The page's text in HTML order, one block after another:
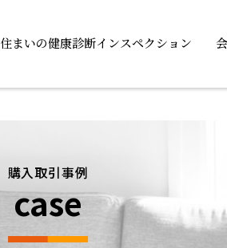
住まいの健康診断インスペクション
購入取引事例
case